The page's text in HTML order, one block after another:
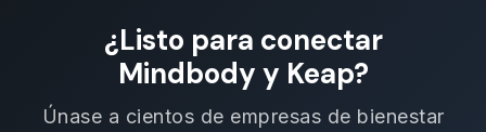
¿Listo para conectar
Mindbody y Keap?
Únase a cientos de empresas de bienestar